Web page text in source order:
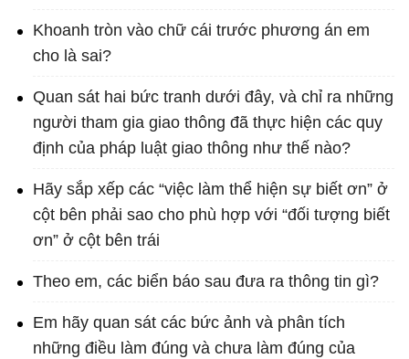
Khoanh tròn vào chữ cái trước phương án em
cho là sai?
Quan sát hai bức tranh dưới đây, và chỉ ra những
người tham gia giao thông đã thực hiện các quy
định của pháp luật giao thông như thế nào?
Hãy sắp xếp các “việc làm thể hiện sự biết ơn” ở
cột bên phải sao cho phù hợp với “đối tượng biết
ơn” ở cột bên trái
Theo em, các biển báo sau đưa ra thông tin gì?
Em hãy quan sát các bức ảnh và phân tích
những điều làm đúng và chưa làm đúng của